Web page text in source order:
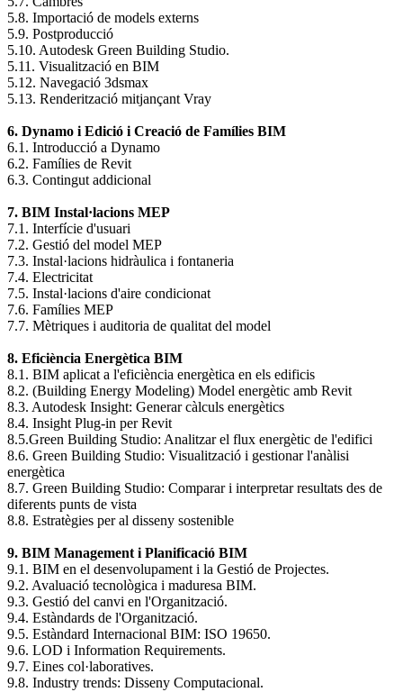
5.8. Importació de models externs
5.9. Postproducció
5.10. Autodesk Green Building Studio.
5.11. Visualització en BIM
5.12. Navegació 3dsmax
5.13. Renderització mitjançant Vray
6. Dynamo i Edició i Creació de Famílies BIM
6.1. Introducció a Dynamo
6.2. Famílies de Revit
6.3. Contingut addicional
7. BIM Instal·lacions MEP
7.1. Interfície d'usuari
7.2. Gestió del model MEP
7.3. Instal·lacions hidràulica i fontaneria
7.4. Electricitat
7.5. Instal·lacions d'aire condicionat
7.6. Famílies MEP
7.7. Mètriques i auditoria de qualitat del model
8. Eficiència Energètica BIM
8.1. BIM aplicat a l'eficiència energètica en els edificis
8.2. (Building Energy Modeling) Model energètic amb Revit
8.3. Autodesk Insight: Generar càlculs energètics
8.4. Insight Plug-in per Revit
8.5.Green Building Studio: Analitzar el flux energètic de l'edifici
8.6. Green Building Studio: Visualització i gestionar l'anàlisi
energètica
8.7. Green Building Studio: Comparar i interpretar resultats des de
diferents punts de vista
8.8. Estratègies per al disseny sostenible
9. BIM Management i Planificació BIM
9.1. BIM en el desenvolupament i la Gestió de Projectes.
9.2. Avaluació tecnològica i maduresa BIM.
9.3. Gestió del canvi en l'Organització.
9.4. Estàndards de l'Organització.
9.5. Estàndard Internacional BIM: ISO 19650.
9.6. LOD i Information Requirements.
9.7. Eines col·laboratives.
9.8. Industry trends: Disseny Computacional.